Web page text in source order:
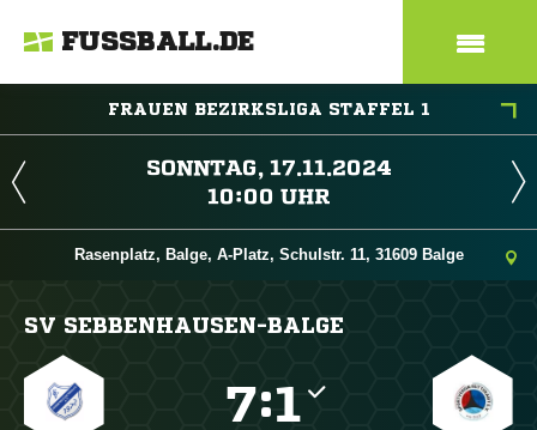
FUSSBALL.DE
FRAUEN BEZIRKSLIGA STAFFEL 1
 
 
Rasenplatz, Balge, A-Platz, Schulstr. 11, 31609 Balge
SV SEBBENHAUSEN-BALGE
: